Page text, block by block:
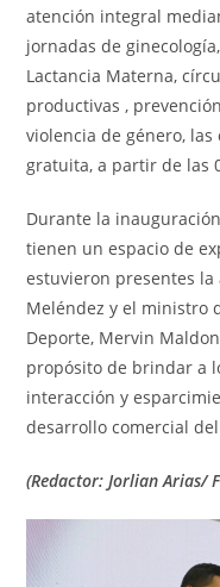
atención integral
jornadas de
Lactancia Materna,
productivas ,
violencia de género,
gratuita, a partir de las
Durante la
tienen un espacio de
estuvieron presentes la
Meléndez y el ministro
Deporte, Mervin
propósito de brindar a
interacción y
desarrollo comercial
(Redactor: Jorlian Arias/